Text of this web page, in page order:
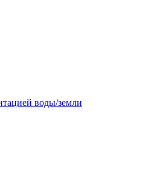
воды/земли